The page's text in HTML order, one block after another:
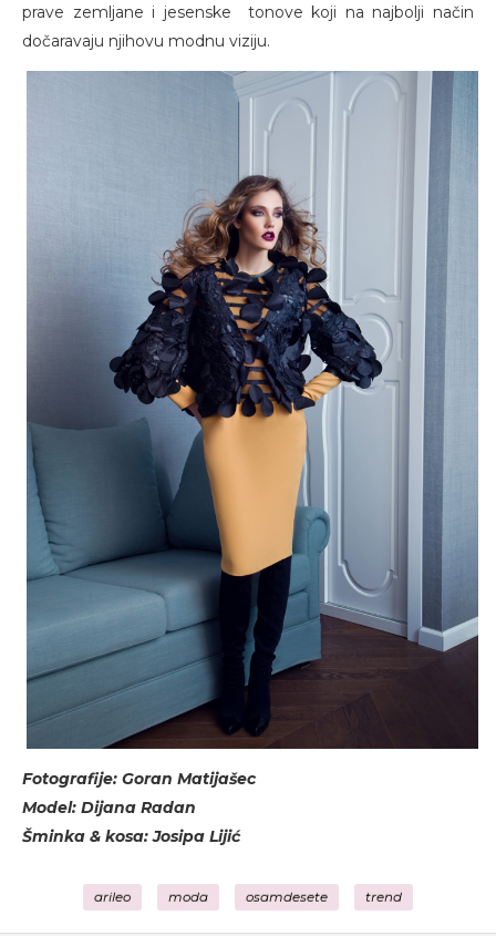
prave zemljane i jesenske tonove koji na najbolji način
dočaravaju njihovu modnu viziju.
Fotografije: Goran Matijašec
Model: Dijana Radan
Šminka & kosa: Josipa Lijić
arileo moda osamdesete trend